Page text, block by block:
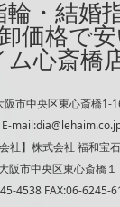
・結婚
価格で
ム心斎橋
阪市中央区東心斎橋
会社】株式会社 福和宝石
阪市中央区東心斎橋１
4538 FAX:06-6245-